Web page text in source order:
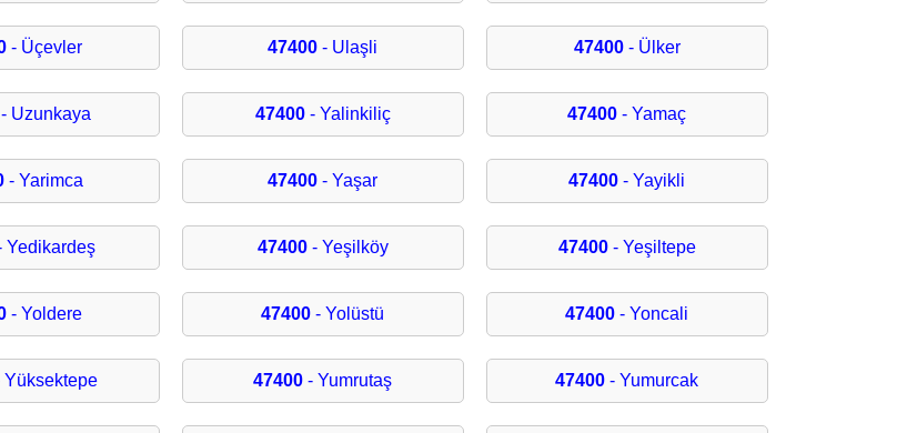
- Üçevler 47400 - Ulaşli 47400- Ülker
- Uzunkaya 47400- Yalinkiliç 47400 - Yamaç
- Yarimca 47400 - Yaşar 47400 - Yayikli
Yedikardeş 47400- Yeşilköy 47400- Yeşiltepe
- Yoldere 47400 - Yolüstü 47400 - Yoncali
Yüksektepe 47400 - Yumrutaş 47400 - Yumurcak